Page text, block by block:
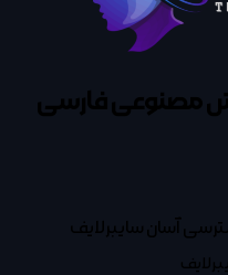
مصنوعی فارسی
آسان سایبرلایف